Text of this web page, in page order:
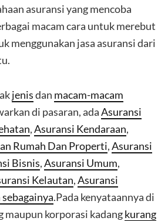
asuransi yang mencoba
macam cara untuk merebut
menggunakan jasa asuransi dari
jenisdan macam-macam
di pasaran, adaAsuransi
,Asuransi Kendaraan,
Rumah Dan Properti,Asuransi
Bisnis,Asuransi Umum,
Kelautan,Asuransi
.Pada kenyataannya di
maupun korporasi kadangkurang